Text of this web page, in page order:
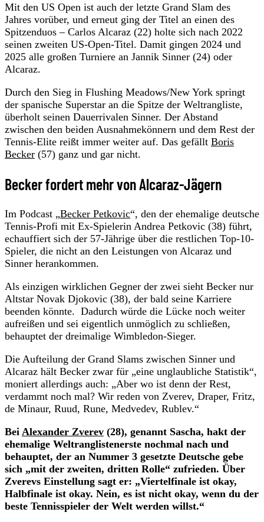
Mit den US Open ist auch der letzte Grand Slam des
Jahres vorüber, und erneut ging der Titel an einen des
Spitzenduos – Carlos Alcaraz (22) holte sich nach 2022
seinen zweiten US-Open-Titel. Damit gingen 2024 und
2025 alle großen Turniere an Jannik Sinner (24) oder
Alcaraz.
Durch den Sieg in Flushing Meadows/New York springt
der spanische Superstar an die Spitze der Weltrangliste,
überholt seinen Dauerrivalen Sinner. Der Abstand
zwischen den beiden Ausnahmekönnern und dem Rest der
Tennis-Elite reißt immer weiter auf. Das gefällt Boris
Becker (57) ganz und gar nicht.
Becker fordert mehr von Alcaraz-Jägern
Im Podcast „Becker Petkovic“, den der ehemalige deutsche
Tennis-Profi mit Ex-Spielerin Andrea Petkovic (38) führt,
echauffiert sich der 57-Jährige über die restlichen Top-10-
Spieler, die nicht an den Leistungen von Alcaraz und
Sinner herankommen.
Als einzigen wirklichen Gegner der zwei sieht Becker nur
Altstar Novak Djokovic (38), der bald seine Karriere
beenden könnte. Dadurch würde die Lücke noch weiter
aufreißen und sei eigentlich unmöglich zu schließen,
behauptet der dreimalige Wimbledon-Sieger.
Die Aufteilung der Grand Slams zwischen Sinner und
Alcaraz hält Becker zwar für „eine unglaubliche Statistik“,
moniert allerdings auch: „Aber wo ist denn der Rest,
verdammt noch mal? Wir reden von Zverev, Draper, Fritz,
de Minaur, Ruud, Rune, Medvedev, Rublev.“
Bei Alexander Zverev (28), genannt Sascha, hakt der
ehemalige Weltranglistenerste nochmal nach und
behauptet, der an Nummer 3 gesetzte Deutsche gebe
sich „mit der zweiten, dritten Rolle“ zufrieden. Über
Zverevs Einstellung sagt er: „Viertelfinale ist okay,
Halbfinale ist okay. Nein, es ist nicht okay, wenn du der
beste Tennisspieler der Welt werden willst.“